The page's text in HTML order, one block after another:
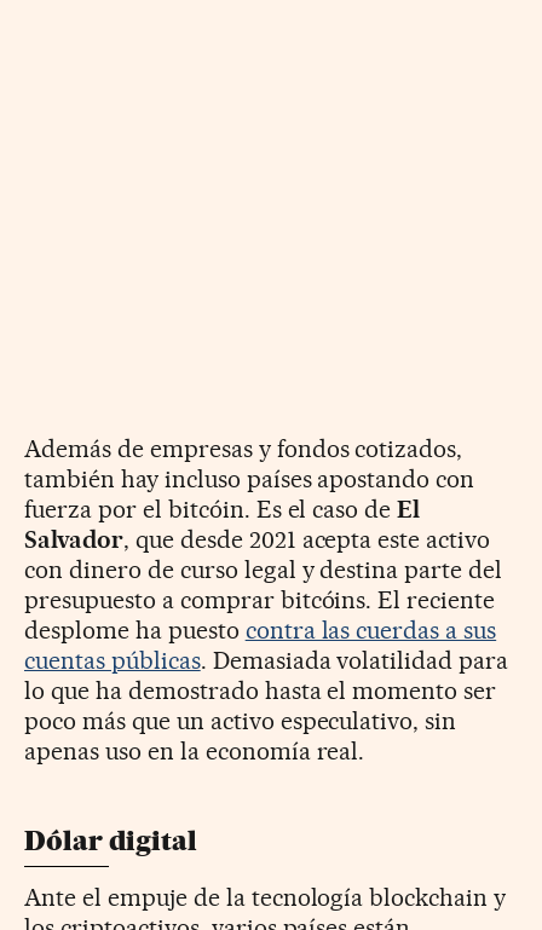
Además de empresas y fondos cotizados,
también hay incluso países apostando con
fuerza por el bitcóin. Es el caso deEl
Salvador, que desde 2021 acepta este activo
con dinero de curso legal y destina parte del
presupuesto a comprar bitcóins. El reciente
desplome ha puesto contra las cuerdas a sus
cuentas públicas. Demasiada volatilidad para
lo que ha demostrado hasta el momento ser
poco más que un activo especulativo, sin
apenas uso en la economía real.
Dólar digital
Ante el empuje de la tecnología blockchain y